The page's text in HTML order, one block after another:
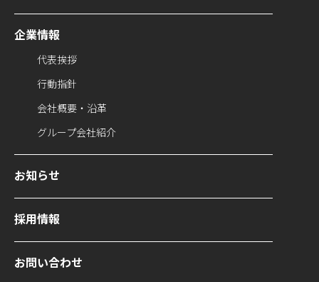
企業情報
代表挨拶
行動指針
会社概要・沿革
グループ会社紹介
お知らせ
採用情報
お問い合わせ